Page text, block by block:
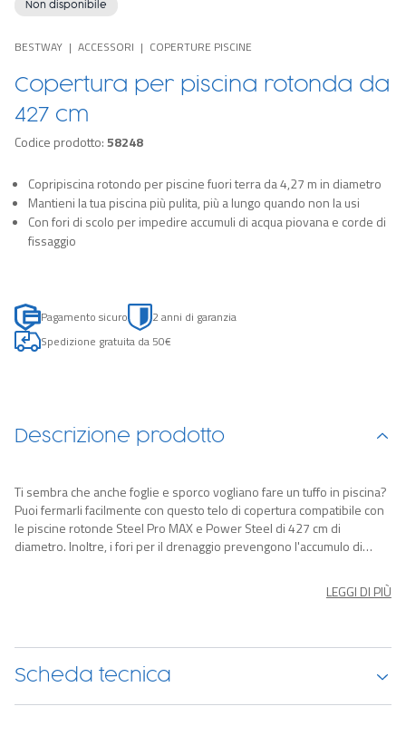
Non disponibile
BESTWAY ACCESSORI COPERTURE PISCINE
Copertura per piscina rotonda da
427 cm
Codice prodotto:58248
Copripiscina rotondo per piscine fuori terra da 4,27 m in diametro
Mantieni la tua piscina più pulita, più a lungo quando non la usi
Con fori di scolo per impedire accumuli di acqua piovana e corde di
fissaggio
Pagamento sicuro
2 anni di garanzia
Spedizione gratuita da 50€
Descrizione prodotto
Ti sembra che anche foglie e sporco vogliano fare un tuffo in piscina?
Puoi fermarli facilmente con questo telo di copertura compatibile con
le piscine rotonde Steel Pro MAX e Power Steel di 427 cm di
diametro. Inoltre, i fori per il drenaggio prevengono l'accumulo di
LEGGI DI PIÙ
Scheda tecnica